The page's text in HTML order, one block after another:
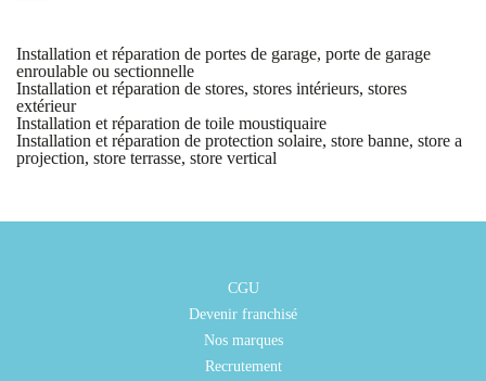
Installation et réparation de portes de garage, porte de garage
enroulable ou sectionnelle
Installation et réparation de stores, stores intérieurs, stores
extérieur
Installation et réparation de toile moustiquaire
Installation et réparation de protection solaire, store banne, store a
projection, store terrasse, store vertical
CGU
Devenir franchisé
Nos marques
Recrutement